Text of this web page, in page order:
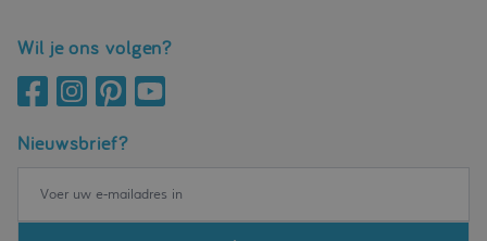
Wil je ons volgen?
Nieuwsbrief?